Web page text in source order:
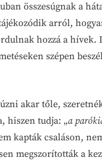
összesúgnak a
arról,
hozzá a hívek.
szépen
akar tőle,
hiszen tudja: „a
kapták csaláson,
megszorították a